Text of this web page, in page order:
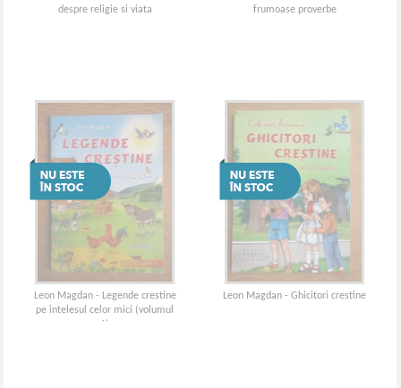
despre religie si viata
frumoase proverbe
Leon Magdan - Legende crestine
pe intelesul celor mici (volumul
1)
Leon Magdan - Ghicitori crestine